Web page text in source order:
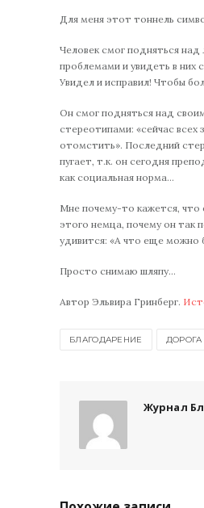
Для меня этот тоннель
Человек смог подняться над
проблемами и увидеть в них
Увидел и исправил! Чтобы
Он смог подняться над
стереотипами: «сейчас всех
отомстить». Последний
пугает, т.к. он сегодня
как социальная норма…
Мне почему-то кажется, что
этого немца, почему он так
удивится: «А что еще можно
Просто снимаю шляпу…
Aвтор Эльвира Гринберг.
БЛАГОДАРЕНИЕ ДОРОГА
Журнал